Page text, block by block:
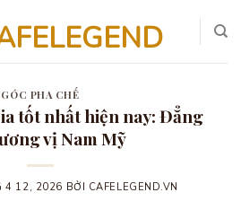
GÓC PHA CHẾ
tốt nhất hiện nay: Đẳng
vị Nam Mỹ
4 12, 2026 BỞI CAFELEGEND.VN